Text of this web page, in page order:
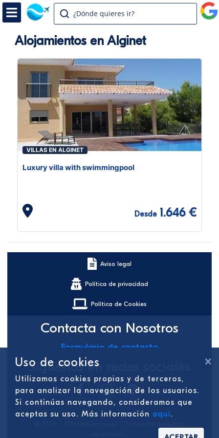
¿Dónde quieres ir?
Alojamientos en Alginet
VILLAS EN ALGINET
Luxury villa with swimmingpool
Desde 1.646 €
Aviso legal
Política de privacidad
Política de Cookies
Contacta con Nosotros
Formulario de contacto
Síguenos en redes sociales ×
Uso de cookies
Utilizamos cookies propias y de terceros,
para analizar la navegación de los usuarios.
Si continúas navegando, consideramos que
aceptas su uso. Más información aquí.